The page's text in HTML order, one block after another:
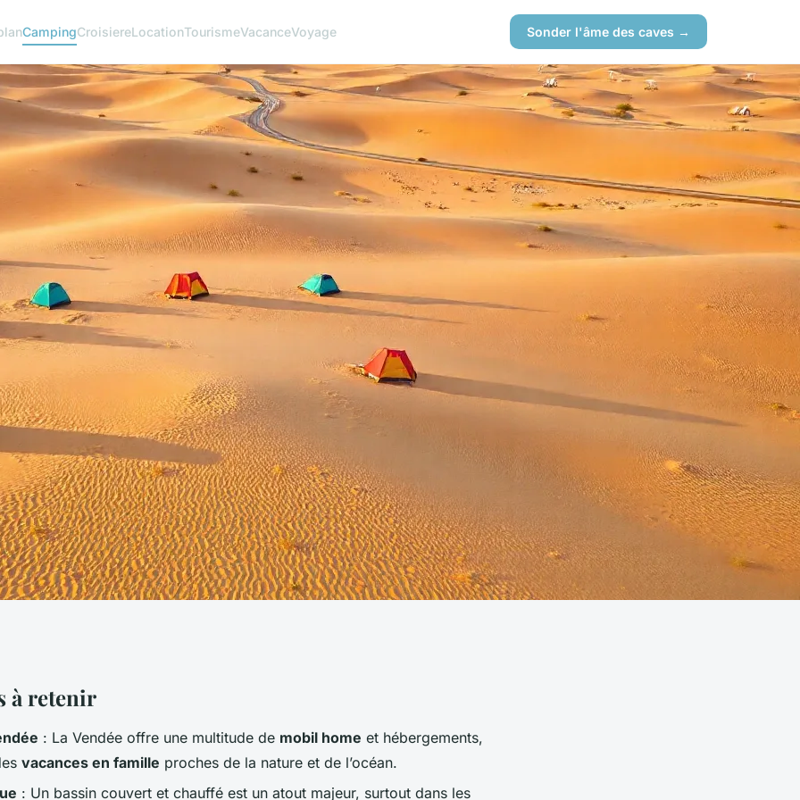
CampingCroisiereLocationTourismeVacanceVoyage Sonder l'âme des caves →
campings
en 2026
à retenir
: La Vendée offre une multitude de mobil home et hébergements,
vacances en famille proches de la nature et de l’océan.
: Un bassin couvert et chauffé est un atout majeur, surtout dans les